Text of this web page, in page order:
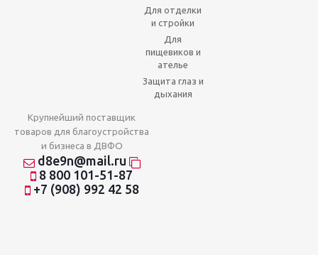
Для отделки
и стройки
Для
пищевиков и
ателье
Защита глаз и
дыхания
Крупнейший поставщик
товаров для благоустройства
и бизнеса в ДВФО
d8e9n@mail.ru
8 800 101-51-87
+7 (908) 992 42 58